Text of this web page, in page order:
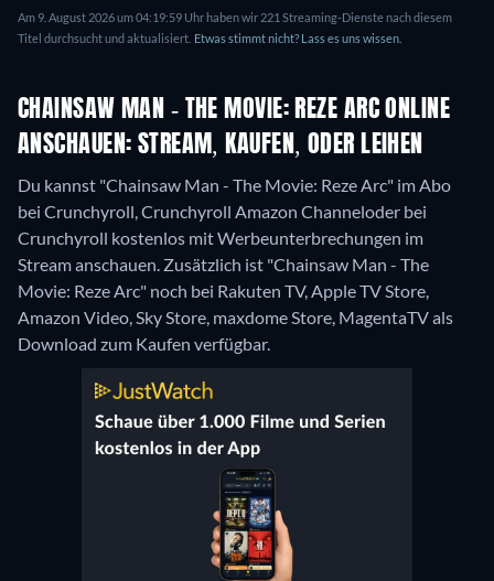
Am 9. August 2026 um 04:19:59 Uhr haben wir 221 Streaming-Dienste nach diesem
Titel durchsucht und aktualisiert. Etwas stimmt nicht? Lass es uns wissen.
CHAINSAW MAN - THE MOVIE: REZE ARC ONLINE
ANSCHAUEN: STREAM, KAUFEN, ODER LEIHEN
Du kannst "Chainsaw Man - The Movie: Reze Arc" im Abo
bei Crunchyroll, Crunchyroll Amazon Channeloder bei
Crunchyroll kostenlos mit Werbeunterbrechungen im
Stream anschauen. Zusätzlich ist "Chainsaw Man - The
Movie: Reze Arc" noch bei Rakuten TV, Apple TV Store,
Amazon Video, Sky Store, maxdome Store, MagentaTV als
Download zum Kaufen verfügbar.